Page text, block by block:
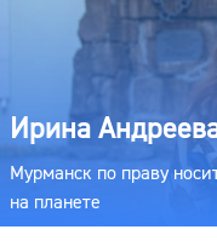
Ирина
Мурманск по праву
на планете